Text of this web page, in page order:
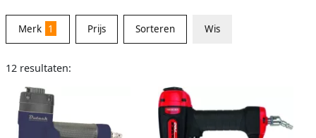
Merk 1 Prijs Sorteren Wis
12 resultaten: